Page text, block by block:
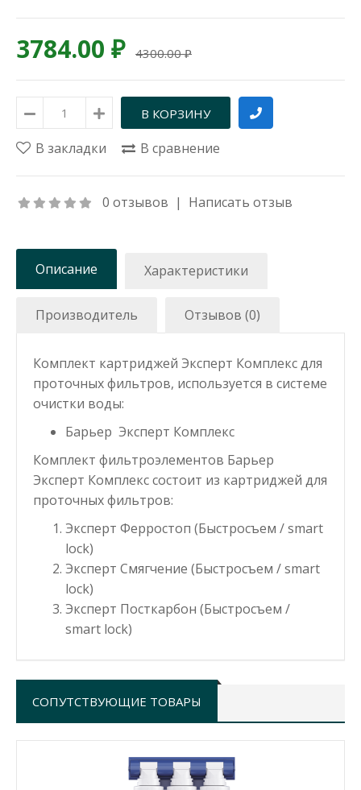
3784.00 ₽ 4300.00 ₽
В закладки В сравнение
0 отзывов | Написать отзыв
Описание Характеристики
Производитель Отзывов (0)
Комплект картриджей Эксперт Комплекс для
проточных фильтров, используется в системе
очистки воды:
Барьер Эксперт Комплекс
Комплект фильтроэлементов Барьер
Эксперт Комплекс состоит из картриджей для
проточных фильтров:
Эксперт Ферростоп (Быстросъем / smart
lock)
Эксперт Смягчение (Быстросъем / smart
lock)
Эксперт Посткарбон (Быстросъем /
smart lock)
СОПУТСТВУЮЩИЕ ТОВАРЫ